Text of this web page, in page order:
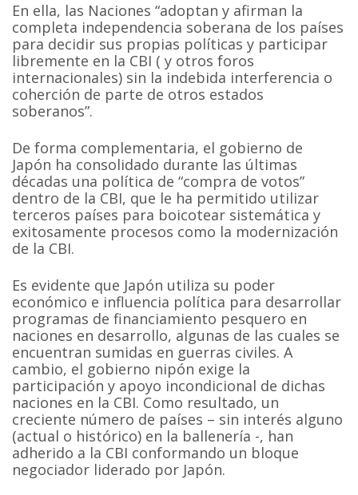
En ella, las Naciones “adoptan y afirman la
completa independencia soberana de los países
para decidir sus propias políticas y participar
libremente en la CBI ( y otros foros
internacionales) sin la indebida interferencia o
coherción de parte de otros estados
soberanos”.
De forma complementaria, el gobierno de
Japón ha consolidado durante las últimas
décadas una política de “compra de votos”
dentro de la CBI, que le ha permitido utilizar
terceros países para boicotear sistemática y
exitosamente procesos como la modernización
de la CBI.
Es evidente que Japón utiliza su poder
económico e influencia política para desarrollar
programas de financiamiento pesquero en
naciones en desarrollo, algunas de las cuales se
encuentran sumidas en guerras civiles. A
cambio, el gobierno nipón exige la
participación y apoyo incondicional de dichas
naciones en la CBI. Como resultado, un
creciente número de países – sin interés alguno
(actual o histórico) en la ballenería -, han
adherido a la CBI conformando un bloque
negociador liderado por Japón.